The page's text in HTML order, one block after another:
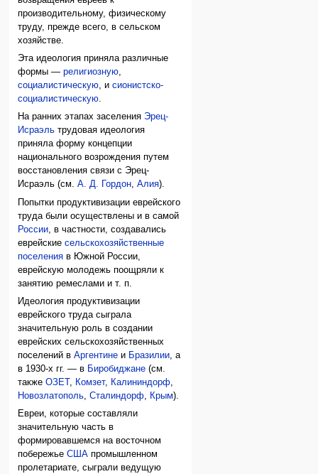
производительному, физическому
труду, прежде всего, в сельском
хозяйстве.
Эта идеология приняла различные
формы —религиозную,
социалистическую, исионистско-
социалистическую.
На ранних этапах заселения Эрец-
Исраэль трудовая идеология
приняла форму концепции
национального возрождения путем
восстановления связи с Эрец-
Исраэль (см.А. Д. Гордон,Алия).
Попытки продуктивизации еврейского
труда были осуществлены и в самой
России , в частности, создавались
еврейскиесельскохозяйственные
поселения в Южной России,
еврейскую молодежь поощряли к
занятию ремеслами и т. п.
Идеология продуктивизации
еврейского труда сыграла
значительную роль в создании
еврейских сельскохозяйственных
поселений вАргентине и Бразилии, а
в 1930-х гг. — в Биробиджане (см.
такжеОЗЕТ , Комзет, Калининдорф,
Новозлатополь,Сталиндорф, Крым).
Евреи, которые составляли
значительную часть в
формировавшемся на восточном
побережьеСША промышленном
пролетариате, сыграли ведущую